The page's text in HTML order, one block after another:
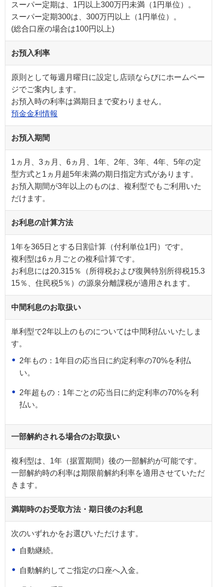
スーパー定期は、1円以上300万円未満（1円単位）。
スーパー定期300は、300万円以上（1円単位）。
(総合口座の場合は100円以上)
お預入利率
原則として毎週月曜日に設定し店頭ならびにホームペー
ジでご案内します。
お預入時の利率は満期日まで変わりません。
預金金利情報
お預入期間
1ヵ月、3ヵ月、6ヵ月、1年、2年、3年、4年、5年の定
型方式と1ヵ月超5年未満の期日指定方式があります。
お預入期間が3年以上のものは、複利型でもご利用いた
だけます。
お利息の計算方法
1年を365日とする日割計算（付利単位1円）です。
複利型は6ヵ月ごとの複利計算です。
お利息には20.315％（所得税および復興特別所得税15.3
15％、住民税5％）の源泉分離課税が適用されます。
中間利息のお取扱い
単利型で2年以上のものについては中間利払いいたしま
す。
2年もの：1年目の応当日に約定利率の70%を利払
い。
2年超もの：1年ごとの応当日に約定利率の70%を利
払い。
一部解約される場合のお取扱い
複利型は、1年（据置期間）後の一部解約が可能です。
一部解約時の利率は期限前解約利率を適用させていただ
きます。
満期時のお受取方法・期日後のお利息
次のいずれかをお選びいただけます。
自動継続。
自動解約してご指定の口座へ入金。